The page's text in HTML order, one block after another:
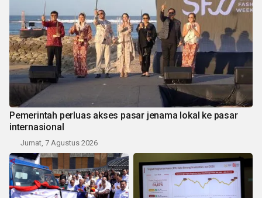
Pemerintah perluas akses pasar jenama lokal ke pasar
internasional
Jumat, 7 Agustus 2026